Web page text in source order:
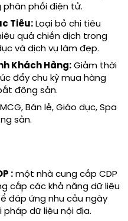
phối điện tử.
Tiêu:Loại bỏ chi tiêu
quả chiến dịch trong
và dịch vụ làm đẹp.
Khách Hàng:Giảm thời
đẩy chu kỳ mua hàng
động sản.
Bán lẻ, Giáo dục, Spa
sản.
:một nhà cung cấp CDP
cấp các khả năng dữ liệu
đáp ứng nhu cầu ngày
dữ liệu nội địa.